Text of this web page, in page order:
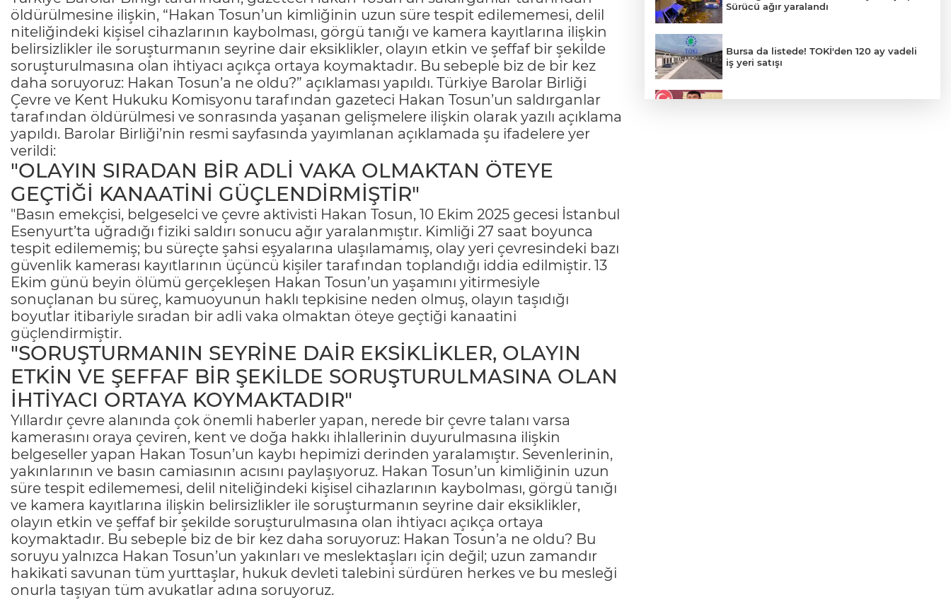
öldürülmesine ilişkin, “Hakan Tosun’un kimliğinin uzun süre tespit edilememesi, delil
niteliğindeki kişisel cihazlarının kaybolması, görgü tanığı ve kamera kayıtlarına ilişkin
belirsizlikler ile soruşturmanın seyrine dair eksiklikler, olayın etkin ve şeffaf bir şekilde
soruşturulmasına olan ihtiyacı açıkça ortaya koymaktadır. Bu sebeple biz de bir kez
daha soruyoruz: Hakan Tosun’a ne oldu?” açıklaması yapıldı. Türkiye Barolar Birliği
Çevre ve Kent Hukuku Komisyonu tarafından gazeteci Hakan Tosun’un saldırganlar
tarafından öldürülmesi ve sonrasında yaşanan gelişmelere ilişkin olarak yazılı açıklama
yapıldı. Barolar Birliği’nin resmi sayfasında yayımlanan açıklamada şu ifadelere yer
verildi:
"OLAYIN SIRADAN BİR ADLİ VAKA OLMAKTAN ÖTEYE
GEÇTİĞİ KANAATİNİ GÜÇLENDİRMİŞTİR"
"Basın emekçisi, belgeselci ve çevre aktivisti Hakan Tosun, 10 Ekim 2025 gecesi İstanbul
Esenyurt’ta uğradığı fiziki saldırı sonucu ağır yaralanmıştır. Kimliği 27 saat boyunca
tespit edilememiş; bu süreçte şahsi eşyalarına ulaşılamamış, olay yeri çevresindeki bazı
güvenlik kamerası kayıtlarının üçüncü kişiler tarafından toplandığı iddia edilmiştir. 13
Ekim günü beyin ölümü gerçekleşen Hakan Tosun’un yaşamını yitirmesiyle
sonuçlanan bu süreç, kamuoyunun haklı tepkisine neden olmuş, olayın taşıdığı
boyutlar itibariyle sıradan bir adli vaka olmaktan öteye geçtiği kanaatini
güçlendirmiştir.
"SORUŞTURMANIN SEYRİNE DAİR EKSİKLİKLER, OLAYIN
ETKİN VE ŞEFFAF BİR ŞEKİLDE SORUŞTURULMASINA OLAN
İHTİYACI ORTAYA KOYMAKTADIR"
Yıllardır çevre alanında çok önemli haberler yapan, nerede bir çevre talanı varsa
kamerasını oraya çeviren, kent ve doğa hakkı ihlallerinin duyurulmasına ilişkin
belgeseller yapan Hakan Tosun’un kaybı hepimizi derinden yaralamıştır. Sevenlerinin,
yakınlarının ve basın camiasının acısını paylaşıyoruz. Hakan Tosun’un kimliğinin uzun
süre tespit edilememesi, delil niteliğindeki kişisel cihazlarının kaybolması, görgü tanığı
ve kamera kayıtlarına ilişkin belirsizlikler ile soruşturmanın seyrine dair eksiklikler,
olayın etkin ve şeffaf bir şekilde soruşturulmasına olan ihtiyacı açıkça ortaya
koymaktadır. Bu sebeple biz de bir kez daha soruyoruz: Hakan Tosun’a ne oldu? Bu
soruyu yalnızca Hakan Tosun’un yakınları ve meslektaşları için değil; uzun zamandır
hakikati savunan tüm yurttaşlar, hukuk devleti talebini sürdüren herkes ve bu mesleği
onurla taşıyan tüm avukatlar adına soruyoruz.
Sürücü ağır yaralandı
Bursa da listede! TOKİ'den 120 ay vadeli
iş yeri satışı